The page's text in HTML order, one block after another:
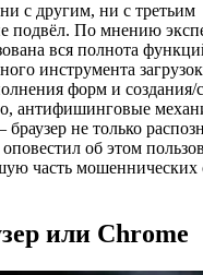
с другим, ни с третьим
подвёл. По мнению
вся полнота
инструмента
форм и создания/
антифишинговые
браузер не только
об этом
часть мошеннических
или Chrome